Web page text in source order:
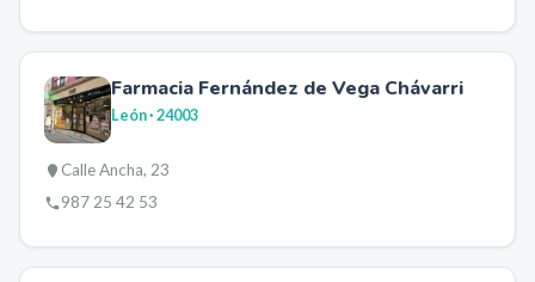
Farmacia Fernández de Vega Chávarri
León· 24003
Calle Ancha, 23
987 25 42 53